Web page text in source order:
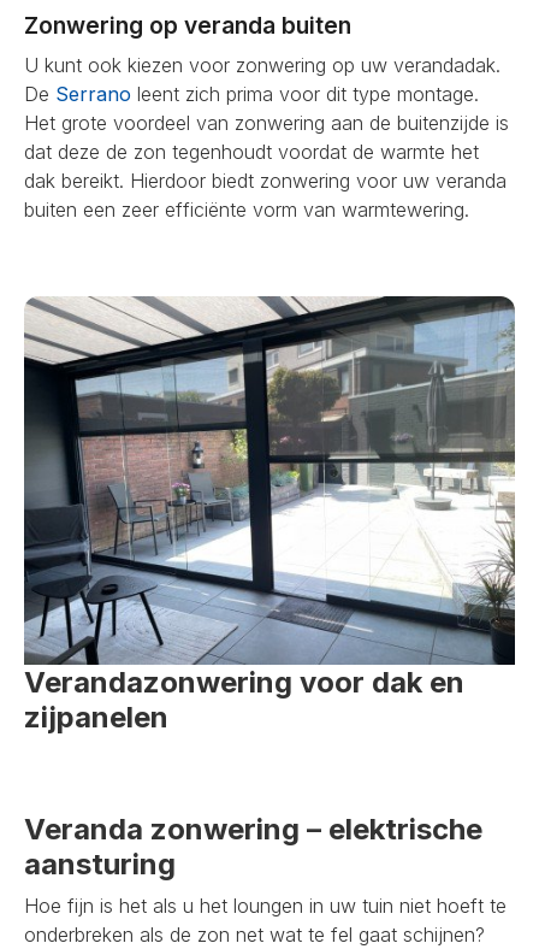
Zonwering op veranda buiten
U kunt ook kiezen voor zonwering op uw verandadak.
De Serrano leent zich prima voor dit type montage.
Het grote voordeel van zonwering aan de buitenzijde is
dat deze de zon tegenhoudt voordat de warmte het
dak bereikt. Hierdoor biedt zonwering voor uw veranda
buiten een zeer efficiënte vorm van warmtewering.
Verandazonwering voor dak en
zijpanelen
Veranda zonwering – elektrische
aansturing
Hoe fijn is het als u het loungen in uw tuin niet hoeft te
onderbreken als de zon net wat te fel gaat schijnen?